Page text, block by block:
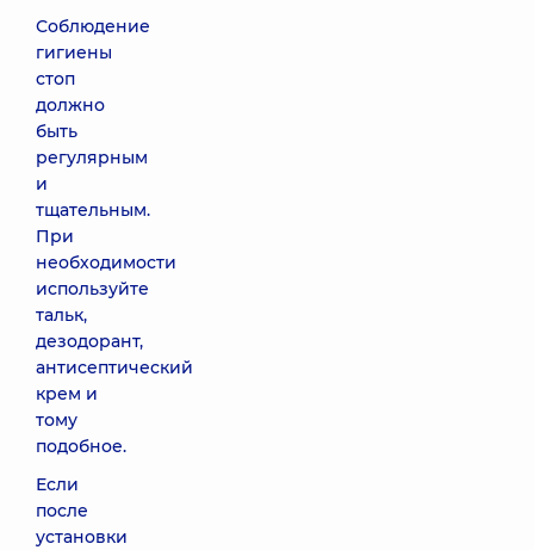
Соблюдение
гигиены
стоп
должно
быть
регулярным
и
тщательным.
При
необходимости
используйте
тальк,
дезодорант,
антисептический
крем и
тому
подобное.
Если
после
установки